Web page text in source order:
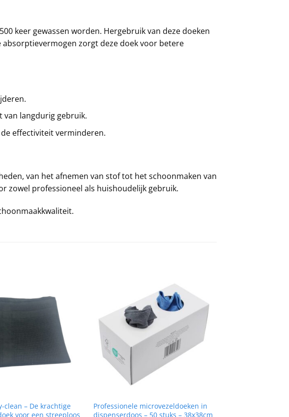
keer gewassen worden. Hergebruik van deze doeken
zorgt deze doek voor betere
langdurig gebruik.
effectiviteit verminderen.
van het afnemen van stof tot het schoonmaken van
zowel professioneel als huishoudelijk gebruik.
clean – De krachtige
voor een streeploos
Professionele microvezeldoeken in
dispenserdoos – 50 stuks – 38x38cm